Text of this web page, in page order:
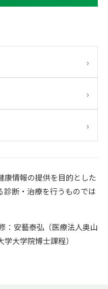
›
›
›
情報の提供を目的とした
診断・治療を行うものでは
：安藝泰弘（医療法人奥山
大学院博士課程）